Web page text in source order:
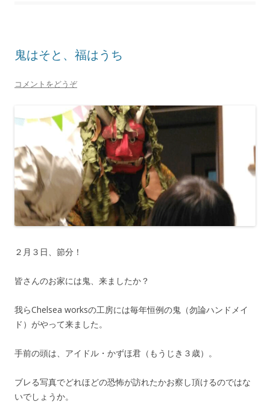
鬼はそと、福はうち
コメントをどうぞ
２月３日、節分！
皆さんのお家には鬼、来ましたか？
我らChelsea worksの工房には毎年恒例の鬼（勿論ハンドメイ
ド）がやって来ました。
手前の頭は、アイドル・かずほ君（もうじき３歳）。
ブレる写真でどれほどの恐怖が訪れたかお察し頂けるのではな
いでしょうか。